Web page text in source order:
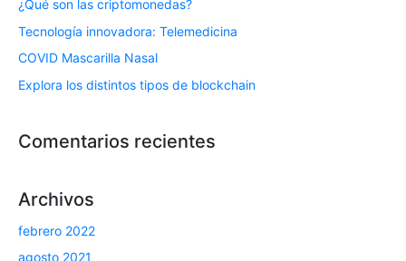
¿Qué son las criptomonedas?
Tecnología innovadora: Telemedicina
COVID Mascarilla Nasal
Explora los distintos tipos de blockchain
Comentarios recientes
Archivos
febrero 2022
agosto 2021